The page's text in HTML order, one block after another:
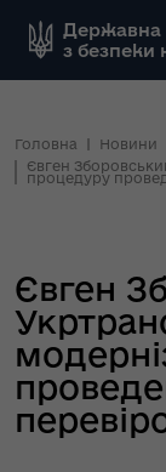
Державна
з безпеки
Головна
Новини
Євген
процедуру
Євген